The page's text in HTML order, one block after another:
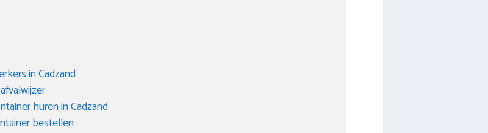
in Cadzand
huren in Cadzand
bestellen